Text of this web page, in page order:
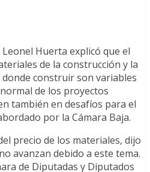
Huerta explicó que el
de la construcción y la
construir son variables
de los proyectos
también en desafíos para el
por la Cámara Baja.
precio de los materiales, dijo
avanzan debido a este tema.
de Diputadas y Diputados